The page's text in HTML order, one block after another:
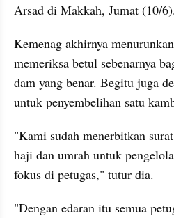
Arsad di Makkah, Jumat (10/6).
Kemenag akhirnya
memeriksa betul sebenarnya
dam yang benar. Begitu juga
untuk penyembelihan satu
"Kami sudah menerbitkan
haji dan umrah untuk
fokus di petugas," tutur dia.
"Dengan edaran itu semua